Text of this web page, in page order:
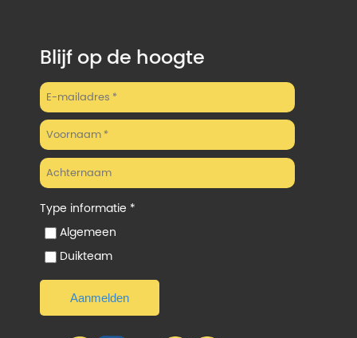
Blijf op de hoogte
Type informatie *
Algemeen
Duikteam